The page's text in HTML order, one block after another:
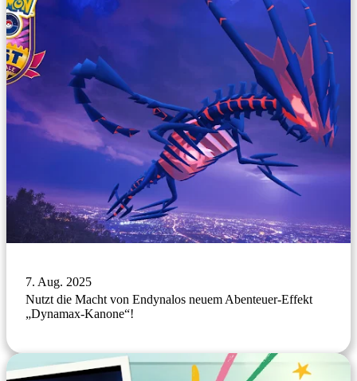
7. Aug. 2025
Nutzt die Macht von Endynalos neuem Abenteuer-Effekt
„Dynamax-Kanone“!